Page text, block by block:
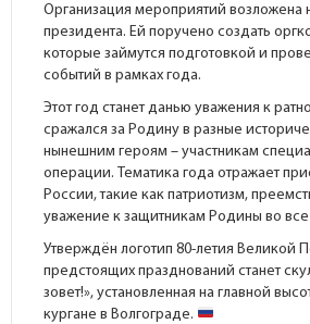
Организация мероприятий возложена
президента. Ей поручено создать
которые займутся подготовкой и
событий в рамках года.
Этот год станет данью уважения к
сражался за Родину в разные
нынешним героям – участникам
операции. Тематика года отражает
России, такие как патриотизм,
уважение к защитникам Родины во
Утверждён логотип 80-летия Великой
предстоящих празднований станет
зовет!», установленная на главной
кургане в Волгограде.